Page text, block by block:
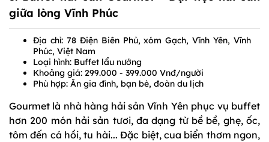
giữa lòng Vĩnh Phúc
Địa chỉ: 78 Điện Biên Phủ, xóm Gạch, Vĩnh Yên, Vĩnh
Phúc, Việt Nam
Loại hình: Buffet lẩu nướng
Khoảng giá: 299.000 - 399.000 Vnđ/người
Phù hợp: Ăn gia đình, bạn bè, đoàn du lịch
Gourmet là nhà hàng hải sản Vĩnh Yên phục vụ buffet
hơn 200 món hải sản tươi, đa dạng từ bề bề, ghẹ, ốc,
tôm đến cá hồi, tu hài... Đặc biệt, cua biển thơm ngon,